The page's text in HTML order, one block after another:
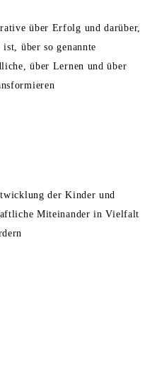
über Erfolg und darüber,
ist, über so genannte
über Lernen und über
der Kinder und
Miteinander in Vielfalt